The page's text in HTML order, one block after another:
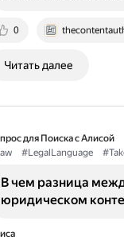
0
Читать далее
для Поиска с Алисой
#LegalLanguage
В чем разница
юридическом